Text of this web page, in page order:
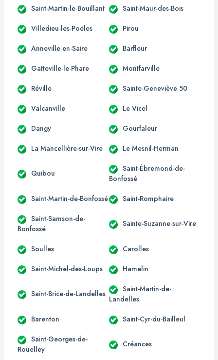
Saint-Martin-le-Bouillant Saint-Maur-des-Bois
Villedieu-les-Poëles Pirou
Anneville-en-Saire Barfleur
Gatteville-le-Phare Montfarville
Réville Sainte-Geneviève 50
Valcanville Le Vicel
Dangy Gourfaleur
La Mancellière-sur-Vire Le Mesnil-Herman
Quibou
Saint-Ébremond-de-
Bonfossé
Saint-Martin-de-Bonfossé Saint-Romphaire
Saint-Samson-de-
Bonfossé
Sainte-Suzanne-sur-Vire
Soulles Carolles
Saint-Michel-des-Loups Hamelin
Saint-Brice-de-Landelles
Saint-Martin-de-
Landelles
Barenton Saint-Cyr-du-Bailleul
Saint-Georges-de-
Rouelley
Créances